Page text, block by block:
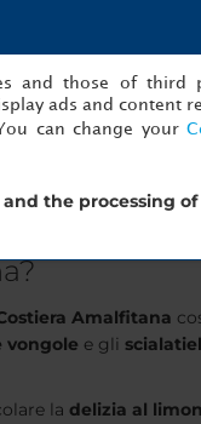
che include il
paese di Conca dei
spettacolare.
diretta sull'antica
Solimene ,
visitare. La bellissima
diverse grotte
Amalfitana
vongole e gli
la delizia al
and those of third
ads and content
can change your
the processing